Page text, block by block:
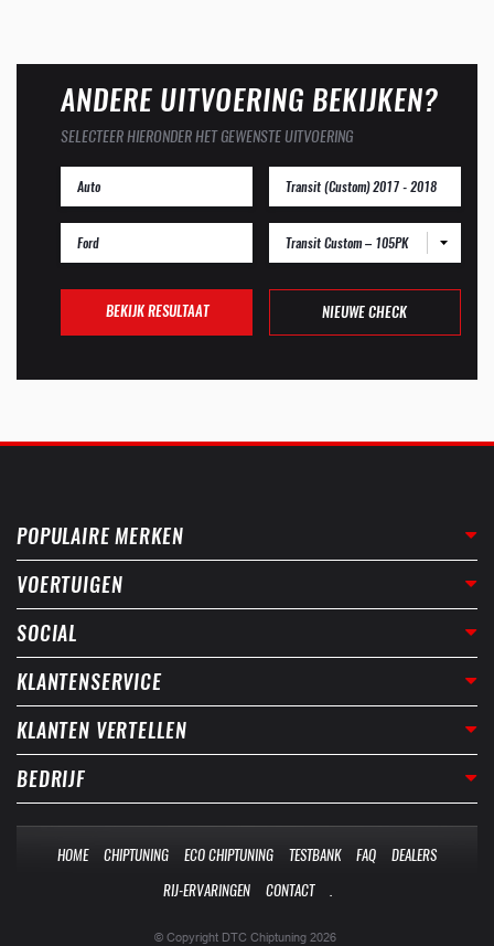
ANDERE UITVOERING BEKIJKEN?
SELECTEER HIERONDER HET GEWENSTE UITVOERING
Transit Custom – 105PK
BEKIJK RESULTAAT NIEUWE CHECK
POPULAIRE MERKEN
VOERTUIGEN
SOCIAL
KLANTENSERVICE
KLANTEN VERTELLEN
BEDRIJF
HOME CHIPTUNING ECO CHIPTUNING TESTBANK FAQ
DEALERS
RIJ-ERVARINGEN
CONTACT
© Copyright DTC Chiptuning 2026